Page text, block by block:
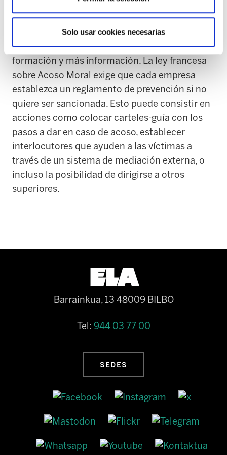
Solo usar cookies necesarias
Las empresas no pueden ignorar el proceso de
acoso laboral, es contraproductivo para ellas
en el plano económico. Para evitar el mobbing
en la empresa es necesario que haya más
formación y más información. La ley francesa
sobre Acoso Moral exige que cada empresa
establezca un reglamento de prevención si no
quiere ser sancionada. Esto puede consistir en
acciones como colocar carteles-guía con los
pasos a dar en caso de acoso, establecer
interlocutores que ayuden a las víctimas a
través de un sistema de mediación externa, o
incluso la posibilidad de dirigirse a otros
superiores.
Barrainkua, 13 48009 BILBO
Tel: 944 03 77 00
SEDES